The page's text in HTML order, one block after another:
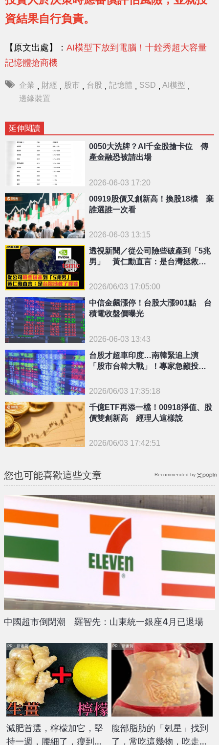
資結果自行負責。
【原文出處】： AI模型下放到電腦！十銓秀超大容量
記憶體搶商機
企業 , 財經 , 股市 , 台股 , 記憶體 , SSD , AI模型 ,
邊緣裝置
延伸閱讀
0050大洗牌？AI千金股搶卡位 傳
產金融恐被請出場
2026-06-03 17:20
00919股價又創新高！換股18檔 棄
誰選誰一次看
2026-06-03 13:15
{PLAYICON}
透視新聞／從公司險些破產到「5兆
男」 黃仁勳直言：是台灣拯救了
2026/06/03 17:05:00
中信金飆漲停！台股大漲901點 台
積電收盤價曝光
2026-06-03 13:43
{PLAYICON}
台股才超車印度…南韓緊追上演
「股市台韓大戰」！專家急籲投資
2026/06/03 17:35:18
千億ETF再添一檔！00918淨值、股
價雙創新高 經理人這樣說
2026/06/03 17:42:51
您也可能喜歡這些文章
中國超市倒閉潮 羅智先：山東統一銀座4月已退場
減肥首選，檸檬加它，堅
持一週，腰細了，瘦到你
PR・新素簡
腹部脂肪的「剋星」找到
了，常吃這幾物，吃走大
PR・新素簡
Recommended by